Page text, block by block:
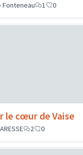
Fonteneau
1 0
le cœur de Vaise
2 0